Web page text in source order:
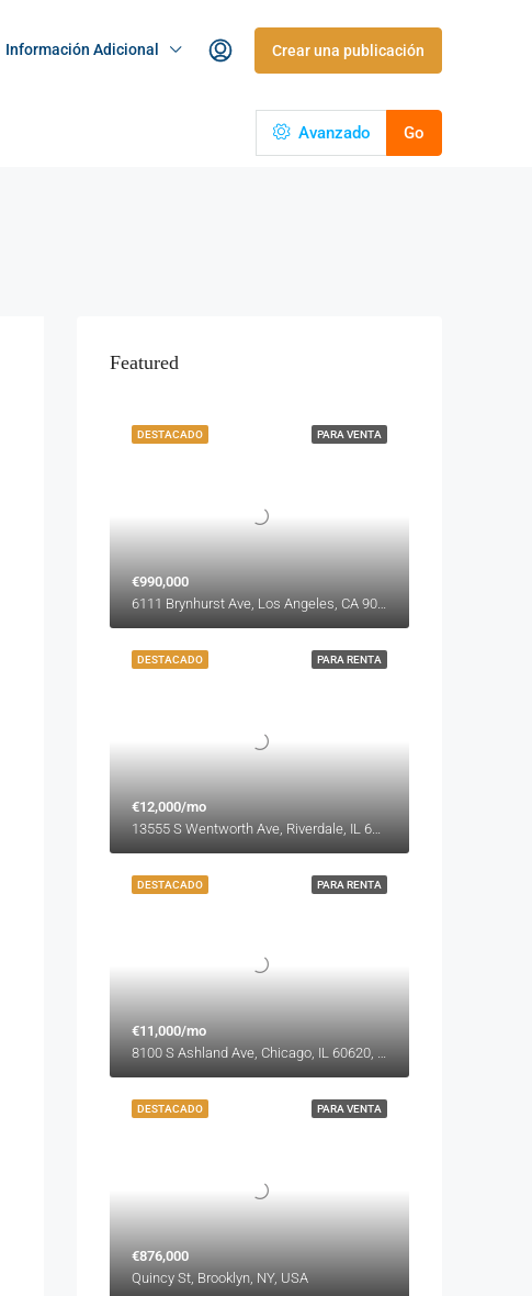
Información Adicional Crear una publicación
Avanzado Go
Featured
PARA VENTA
DESTACADO
€990,000
PARA RENTA
DESTACADO
€12,000/mo
PARA RENTA
DESTACADO
€11,000/mo
8100 S Ashland Ave, Chicago, IL 60620, USA
PARA VENTA
DESTACADO
€876,000
Quincy St, Brooklyn, NY, USA